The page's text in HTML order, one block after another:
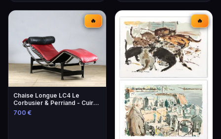
🔥
Chaise Longue LC4 Le
Corbusier & Perriand - Cuir
Lie-de-Vin
700 €
🔥